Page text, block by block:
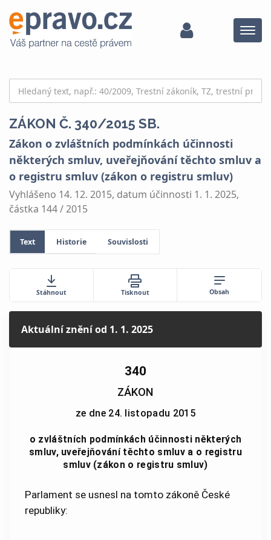
Menu
ZÁKON Č. 340/2015 SB.
Zákon o zvláštních podmínkách účinnosti
některých smluv, uveřejňování těchto smluv a
o registru smluv (zákon o registru smluv)
Vyhlášeno 14. 12. 2015, datum účinnosti 1. 1. 2025,
částka 144 / 2015
Text Historie Souvislosti
Stáhnout Tisknout Obsah
Aktuální zněníod 1. 1. 2025
340
ZÁKON
ze dne 24. listopadu 2015
o zvláštních podmínkách účinnosti některých
smluv, uveřejňování těchto smluv a o registru
smluv (zákon o registru smluv)
Parlament se usnesl na tomto zákoně České
republiky: